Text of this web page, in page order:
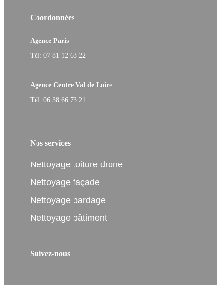
Coordonnées
Agence Paris
Tél: 07 81 12 63 22
Agence Centre Val de Loire
Tél: 06 38 66 73 21
Nos services
Nettoyage toiture drone
Nettoyage façade
Nettoyage bardage
Nettoyage bâtiment
Suivez-nous